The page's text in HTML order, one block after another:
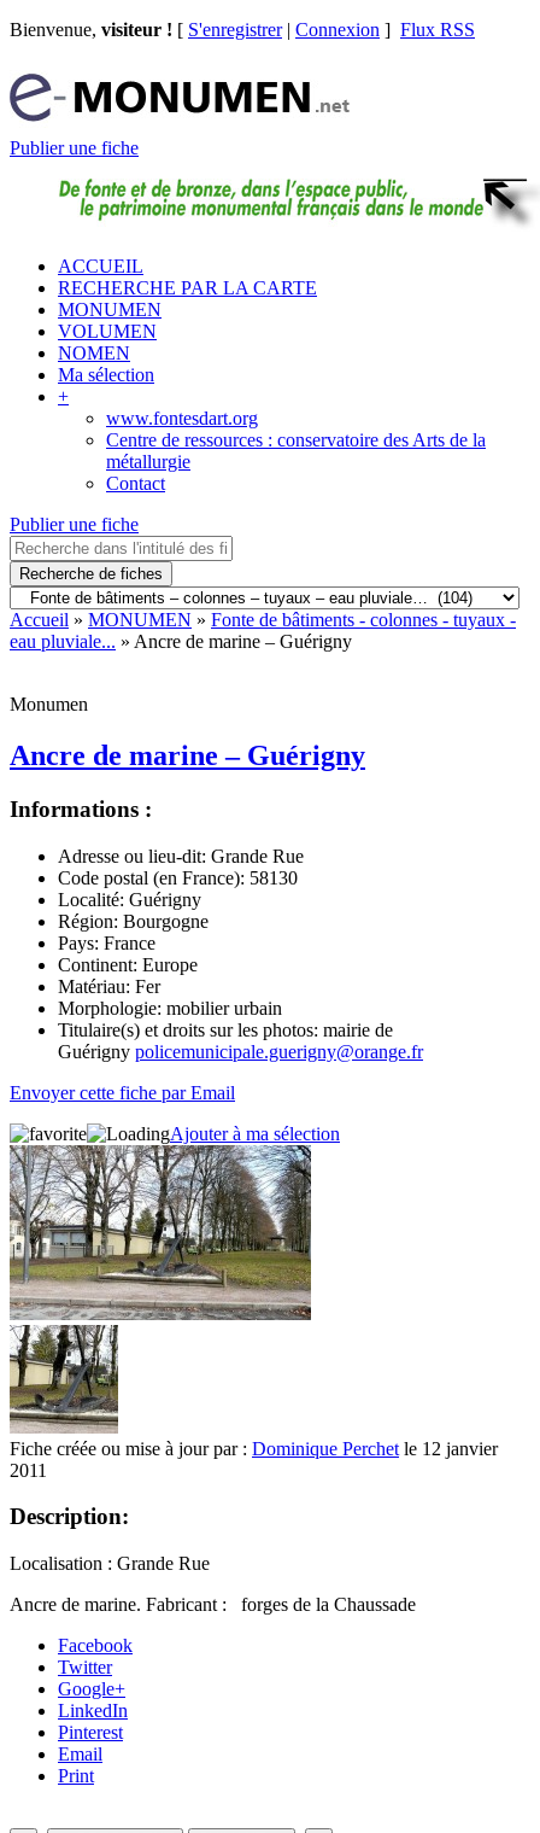
Bienvenue, visiteur ! [ S'enregistrer| Connexion ] Flux RSS
Publier une fiche
ACCUEIL
RECHERCHE PAR LA CARTE
MONUMEN
VOLUMEN
NOMEN
Ma sélection
+
www.fontesdart.org
Centre de ressources : conservatoire des Arts de la
métallurgie
Contact
Publier une fiche
Recherche de fiches
Accueil » MONUMEN » Fonte de bâtiments - colonnes - tuyaux -
eau pluviale... » Ancre de marine – Guérigny
Monumen
Ancre de marine – Guérigny
Informations :
Adresse ou lieu-dit: Grande Rue
Code postal (en France): 58130
Localité: Guérigny
Région: Bourgogne
Pays: France
Continent: Europe
Matériau: Fer
Morphologie: mobilier urbain
Titulaire(s) et droits sur les photos: mairie de
Guérigny policemunicipale.guerigny@orange.fr
Envoyer cette fiche par Email
Ajouter à ma sélection
Fiche créée ou mise à jour par : Dominique Perchet le 12 janvier
2011
Description:
Localisation : Grande Rue
Ancre de marine. Fabricant : forges de la Chaussade
Facebook
Twitter
Google+
LinkedIn
Pinterest
Email
Print